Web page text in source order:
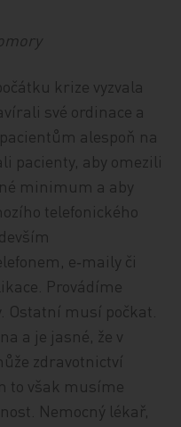
krize vyzvala
své ordinace a
alespoň na
pacienty, aby omezili
minimum a aby
telefonického
e‑maily či
Provádíme
Ostatní musí počkat.
a je jasné, že v
zdravotnictví
to však musíme
Nemocný lékař,